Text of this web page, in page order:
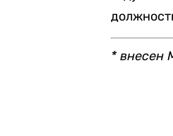
* внесен